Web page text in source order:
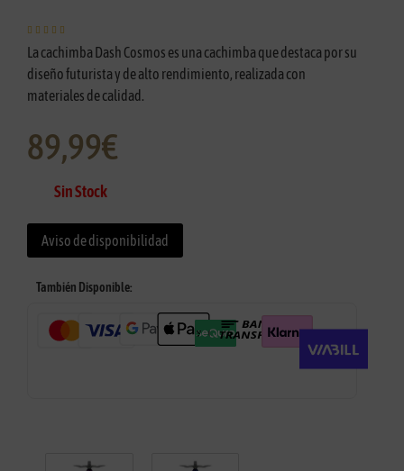
    
La cachimba Dash Cosmos es una cachimba que destaca por su
diseño futurista y de alto rendimiento, realizada con
materiales de calidad.
89,99€
Sin Stock
Aviso de disponibilidad
También Disponible: